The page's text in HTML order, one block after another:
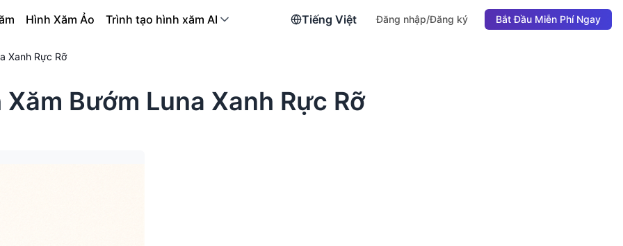
Tiếng Việt Đăng nhập/Đăng ký Bắt Đầu Miễn Phí Ngay
Hình Xăm Ảo Trình tạo hình xăm AI
Xanh Rực Rỡ
Xăm Bướm Luna Xanh Rực Rỡ